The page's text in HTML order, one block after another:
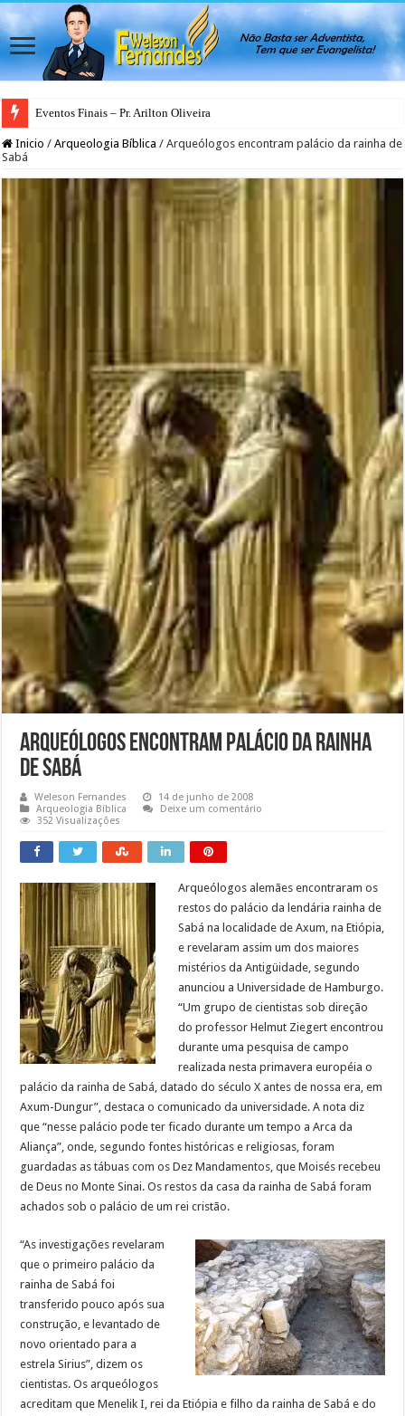
Eventos Finais – Pr. Arilton Oliveira
Inicio / Arqueologia Bíblica / Arqueólogos encontram palácio da rainha de
Sabá
Arqueólogos encontram palácio da rainha
de Sabá
Weleson Fernandes
14 de junho de 2008
Arqueologia Bíblica
Deixe um comentário
352 Visualizações
Arqueólogos alemães encontraram os
restos do palácio da lendária rainha de
Sabá na localidade de Axum, na Etiópia,
e revelaram assim um dos maiores
mistérios da Antigüidade, segundo
anunciou a Universidade de Hamburgo.
“Um grupo de cientistas sob direção
do professor Helmut Ziegert encontrou
durante uma pesquisa de campo
realizada nesta primavera européia o
palácio da rainha de Sabá, datado do século X antes de nossa era, em
Axum-Dungur”, destaca o comunicado da universidade. A nota diz
que “nesse palácio pode ter ficado durante um tempo a Arca da
Aliança”, onde, segundo fontes históricas e religiosas, foram
guardadas as tábuas com os Dez Mandamentos, que Moisés recebeu
de Deus no Monte Sinai.Os restos da casa da rainha de Sabá foram
achados sob o palácio de um rei cristão.
“As investigações revelaram
que o primeiro palácio da
rainha de Sabá foi
transferido pouco após sua
construção, e levantado de
novo orientado para a
estrela Sirius”, dizem os
cientistas. Os arqueólogos
acreditam que Menelik I, rei da Etiópia e filho da rainha de Sabá e do